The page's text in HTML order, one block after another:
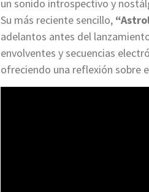
un sonido introspectivo y
Su más reciente sencillo,
adelantos antes del
envolventes y secuencias
ofreciendo una reflexión sobre